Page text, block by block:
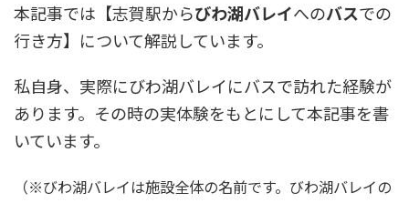
本記事では【志賀駅からびわ湖バレイへのバスでの
行き方】について解説しています。
私自身、実際にびわ湖バレイにバスで訪れた経験が
あります。その時の実体験をもとにして本記事を書
いています。
（※びわ湖バレイは施設全体の名前です。びわ湖バレイの